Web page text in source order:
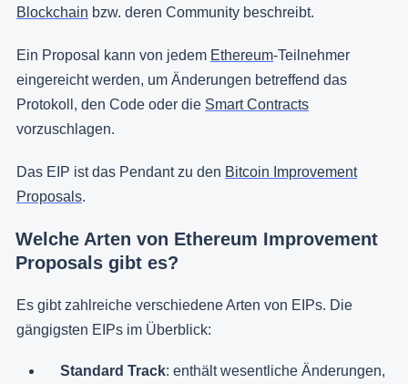
Blockchain bzw. deren Community beschreibt.
Ein Proposal kann von jedem Ethereum-Teilnehmer
eingereicht werden, um Änderungen betreffend das
Protokoll, den Code oder die Smart Contracts
vorzuschlagen.
Das EIP ist das Pendant zu den Bitcoin Improvement
Proposals.
Welche Arten von Ethereum Improvement
Proposals gibt es?
Es gibt zahlreiche verschiedene Arten von EIPs. Die
gängigsten EIPs im Überblick:
Standard Track: enthält wesentliche Änderungen,